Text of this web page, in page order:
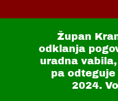
Župan
odklanja
uradna
pa
2024.